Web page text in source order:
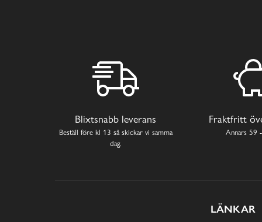
Blixtsnabb leverans
Beställ före kl 13 så skickar vi samma
dag.
Fraktfritt
Annars 59
LÄNKAR